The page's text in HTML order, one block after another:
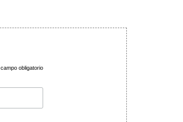
campo obligatorio